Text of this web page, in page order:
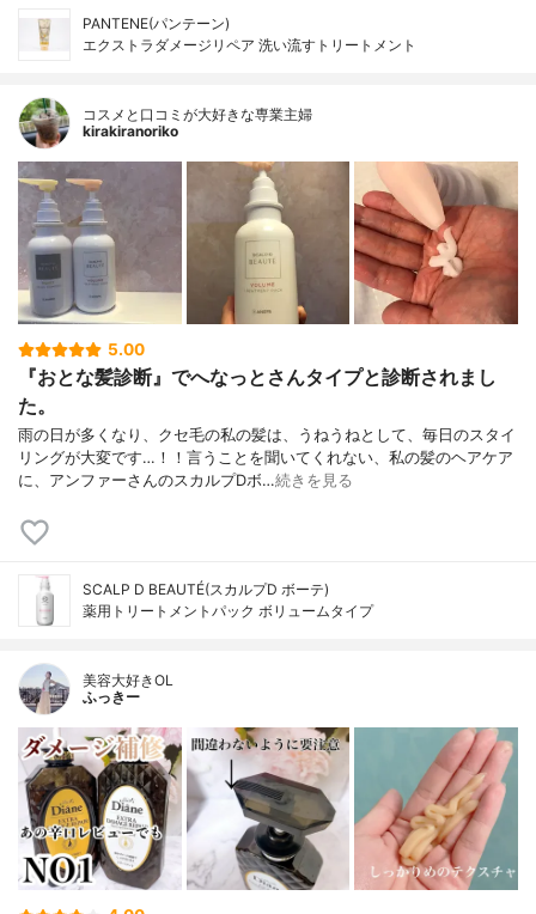
PANTENE(パンテーン)
エクストラダメージリペア 洗い流すトリートメント
コスメと口コミが大好きな専業主婦
kirakiranoriko
5.00
『おとな髪診断』でへなっとさんタイプと診断されまし
た。
雨の日が多くなり、クセ毛の私の髪は、うねうねとして、毎日のスタイ
リングが大変です…！！言うことを聞いてくれない、私の髪のヘアケア
に、アンファーさんのスカルプDボ…続きを見る
SCALP D BEAUTÉ(スカルプD ボーテ)
薬用トリートメントパック ボリュームタイプ
美容大好きOL
ふっきー